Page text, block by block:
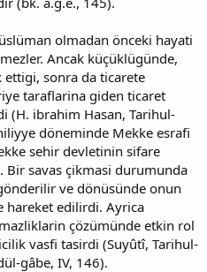
olmadan önceki hayati
Ancak küçüklügünde,
sonra da ticarete
taraflarina giden ticaret
(H. ibrahim Hasan, Tarihul-
döneminde Mekke esrafi
sehir devletinin sifare
savas çikmasi durumunda
ve dönüsünde onun
hareket edilirdi. Ayrica
çözümünde etkin rol
vasfi tasirdi (Suyûtî, Tarihul-
gâbe, IV, 146).